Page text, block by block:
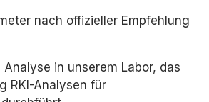
nach offizieller Empfehlung
Analyse in unserem Labor, das
RKI-Analysen für